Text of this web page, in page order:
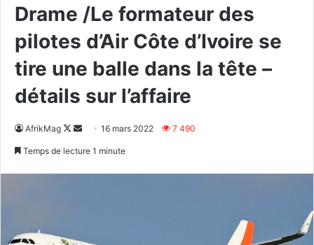
Drame /Le formateur des
pilotes d’Air Côte d’Ivoire se
tire une balle dans la tête –
détails sur l’affaire
AfrikMag
Follow
Envoyer16 mars 2022 7 490
Temps de lecture 1 minute